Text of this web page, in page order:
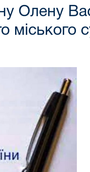
Олену
міського